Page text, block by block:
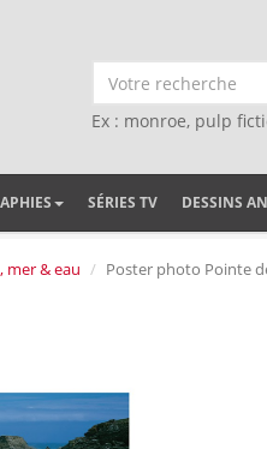
Ex : monroe, pulp
SÉRIES TV DESSINS
mer & eau Poster photo Pointe